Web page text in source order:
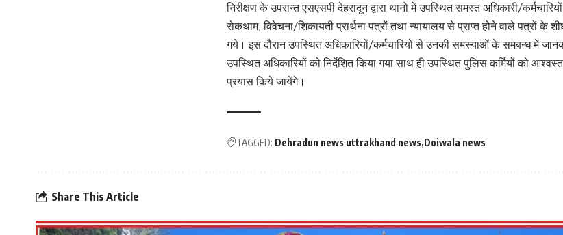
निरीक्षण के उपरान्त एसएसपी देहरादून द्वारा थानो में उपस्थित समस्त अधिकारी/
रोकथाम, विवेचना/शिकायती प्रार्थना पत्रों तथा न्यायालय से प्राप्त होने वाले पत्रों के
गये। इस दौरान उपस्थित अधिकारियों/कर्मचारियों से उनकी समस्याओं के समबन्ध में
उपस्थित अधिकारियों को निर्देशित किया गया साथ ही उपस्थित पुलिस कर्मियों को
प्रयास किये जायेंगे।
TAGGED: Dehradun news uttrakhand news Doiwala news
Share This Article